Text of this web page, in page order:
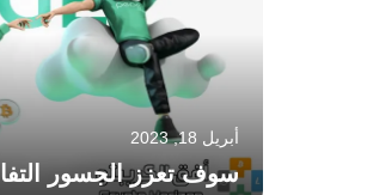
أبريل 18, 2023
سوف تعزز الجسور